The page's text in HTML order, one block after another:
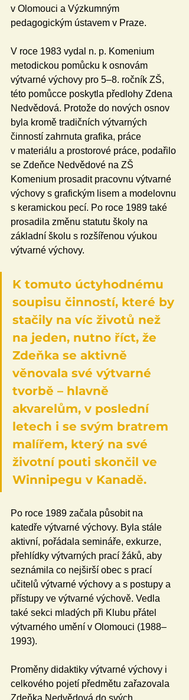
v Olomouci a Výzkumným
pedagogickým ústavem v Praze.
V roce 1983 vydal n. p. Komenium
metodickou pomůcku k osnovám
výtvarné výchovy pro 5–8. ročník ZŠ,
této pomůcce poskytla předlohy Zdena
Nedvědová. Protože do nových osnov
byla kromě tradičních výtvarných
činností zahrnuta grafika, práce
v materiálu a prostorové práce, podařilo
se Zdeňce Nedvědové na ZŠ
Komenium prosadit pracovnu výtvarné
výchovy s grafickým lisem a modelovnu
s keramickou pecí. Po roce 1989 také
prosadila změnu statutu školy na
základní školu s rozšířenou výukou
výtvarné výchovy.
K tomuto úctyhodnému
soupisu činností, které by
stačily na víc životů než
na jeden, nutno říct, že
Zdeňka se aktivně
věnovala své výtvarné
tvorbě – hlavně
akvarelům, v poslední
letech i se svým bratrem
malířem, který na své
životní pouti skončil ve
Winnipegu v Kanadě.
Po roce 1989 začala působit na
katedře výtvarné výchovy. Byla stále
aktivní, pořádala semináře, exkurze,
přehlídky výtvarných prací žáků, aby
seznámila co nejširší obec s prací
učitelů výtvarné výchovy a s postupy a
přístupy ve výtvarné výchově. Vedla
také sekci mladých při Klubu přátel
výtvarného umění v Olomouci (1988–
1993).
Proměny didaktiky výtvarné výchovy i
celkového pojetí předmětu zařazovala
Zdeňka Nedvědová do svých